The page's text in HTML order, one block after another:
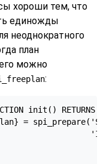
хороши тем, что
единожды
неоднократного
план
можно
:
init() RETURNS
=